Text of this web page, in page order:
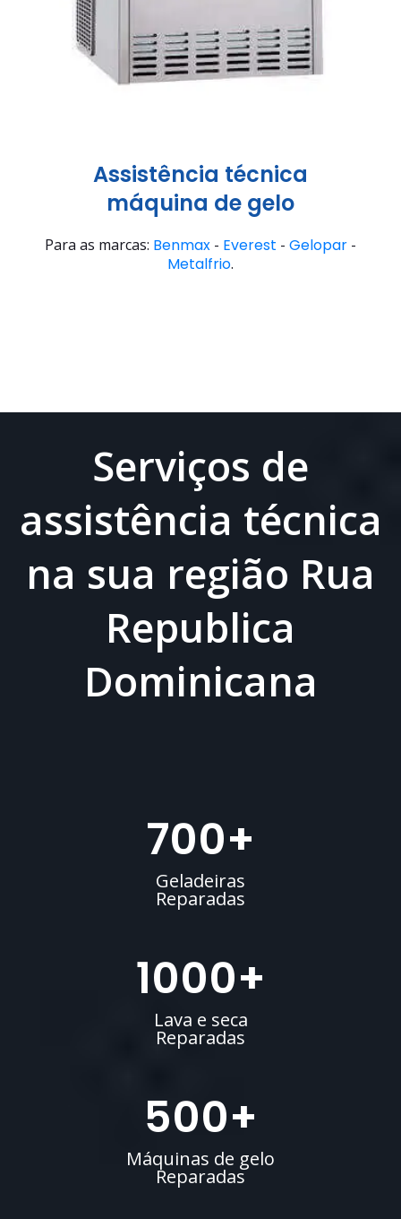
Assistência técnica
máquina de gelo
Para as marcas: Benmax - Everest - Gelopar -
Metalfrio.
Serviços de
assistência técnica
na sua região Rua
Republica
Dominicana
700+
Geladeiras
Reparadas
1000+
Lava e seca
Reparadas
500+
Máquinas de gelo
Reparadas